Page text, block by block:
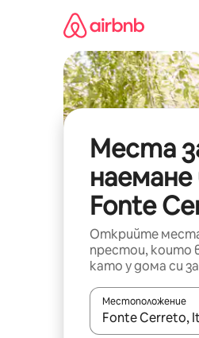
съдържанието
Места
наемане
Fonte
Открийте места
престои, които
като у дома си
Местоположение
Когато